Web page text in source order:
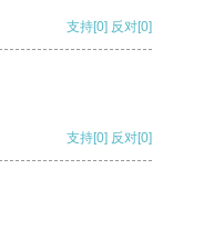
支持[0] 反对[0]
支持[0] 反对[0]